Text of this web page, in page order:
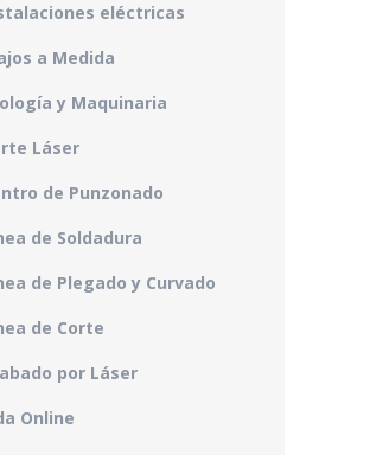
eléctricas
a Medida
y Maquinaria
Láser
de Punzonado
de Soldadura
de Plegado y Curvado
de Corte
por Láser
Online